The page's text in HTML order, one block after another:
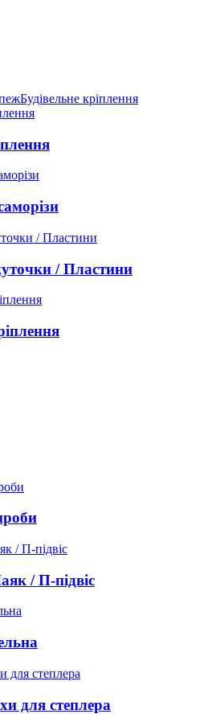
Будівельне кріплення
/ Пластини
/ П-підвіс
для степлера